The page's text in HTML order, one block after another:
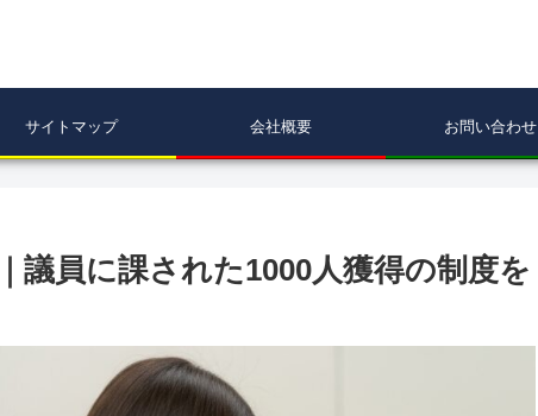
サイトマップ 会社概要 お問い合わせ
議員に課された1000人獲得の制度を